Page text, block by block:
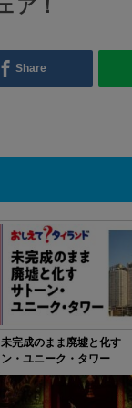
ア！
Share
未完成のまま廃墟と化す
ン・ユニーク・タワー